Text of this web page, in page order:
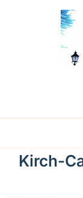
Kirch-